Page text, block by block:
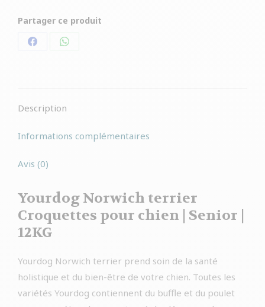
Partager ce produit
PartagerPartager
Description
Informations complémentaires
Avis (0)
Yourdog Norwich terrier
Croquettes pour chien | Senior |
12KG
Yourdog Norwich terrier prend soin de la santé
holistique et du bien-être de votre chien. Toutes les
variétés Yourdog contiennent du buffle et du poulet